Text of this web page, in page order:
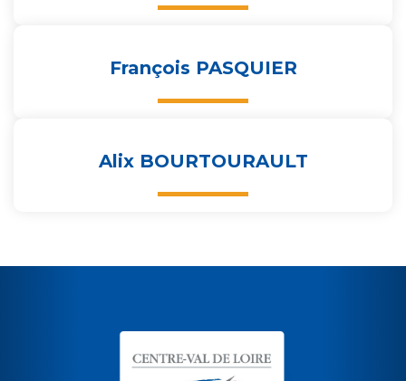
François PASQUIER
Alix BOURTOURAULT